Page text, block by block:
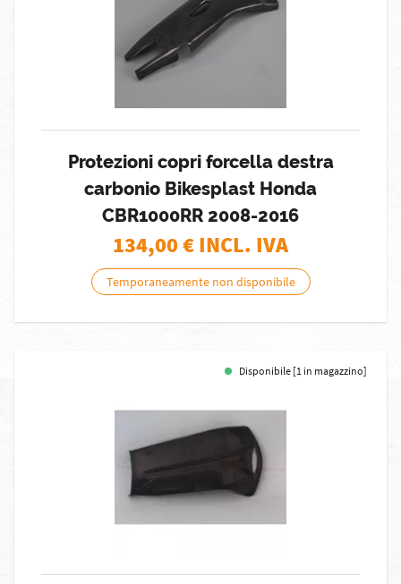
Protezioni copri forcella destra
carbonio Bikesplast Honda
CBR1000RR 2008-2016
134,00€ INCL. IVA
Temporaneamente non disponibile
Disponibile [1 in magazzino]